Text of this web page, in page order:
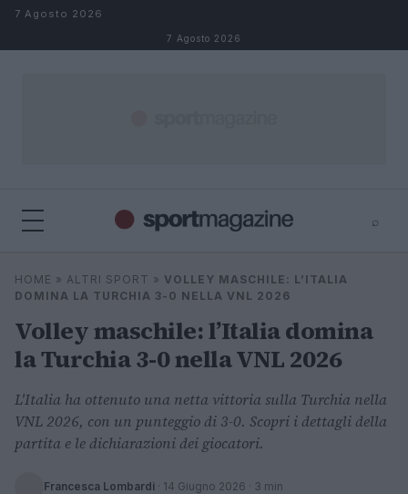
Salta al contenuto
7 Agosto 2026
7 Agosto 2026
⌕
Cerca
HOME » ALTRI SPORT » VOLLEY MASCHILE: L’ITALIA
DOMINA LA TURCHIA 3-0 NELLA VNL 2026
Volley maschile: l’Italia domina
la Turchia 3-0 nella VNL 2026
L'Italia ha ottenuto una netta vittoria sulla Turchia nella
VNL 2026, con un punteggio di 3-0. Scopri i dettagli della
partita e le dichiarazioni dei giocatori.
Francesca Lombardi · 14 Giugno 2026 · 3 min